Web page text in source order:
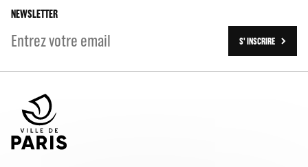
NEWSLETTER
S' INSCRIRE